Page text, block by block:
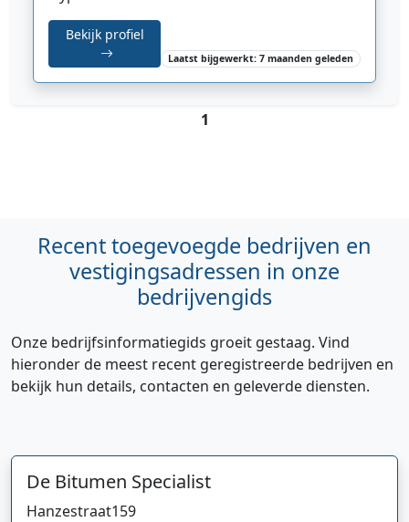
Bekijk profiel
Laatst bijgewerkt: 7 maanden geleden
1
Recent toegevoegde bedrijven en
vestigingsadressen in onze
bedrijvengids
Onze bedrijfsinformatiegids groeit gestaag. Vind
hieronder de meest recent geregistreerde bedrijven en
bekijk hun details, contacten en geleverde diensten.
De Bitumen Specialist
Hanzestraat159